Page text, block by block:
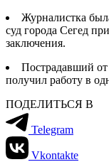
Журналистка
суд города Сегед
заключения.
Пострадавший
получил работу в
ПОДЕЛИТЬСЯ В
Telegram
Vkontakte